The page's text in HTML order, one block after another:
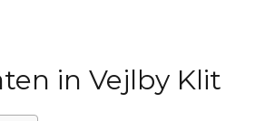
in Vejlby Klit